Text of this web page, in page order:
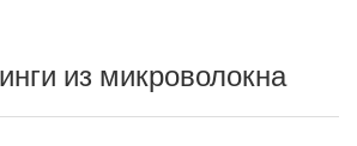
из микроволокна